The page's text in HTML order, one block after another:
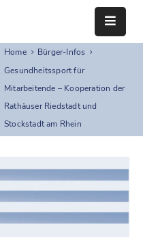
Home
Bürger-Infos
Gesundheitssport für
Mitarbeitende – Kooperation der
Rathäuser Riedstadt und
Stockstadt am Rhein